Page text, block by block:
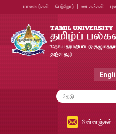
மாணவர்கள் பெற்றோர் ஊடகங்கள்
மின்னஞ்சல்